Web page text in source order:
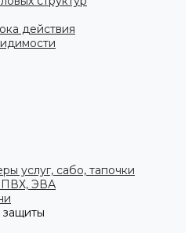
действия
услуг, сабо, тапочки
ПВХ, ЭВА
защиты